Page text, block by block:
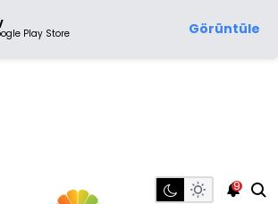
Play Store Görüntüle
9